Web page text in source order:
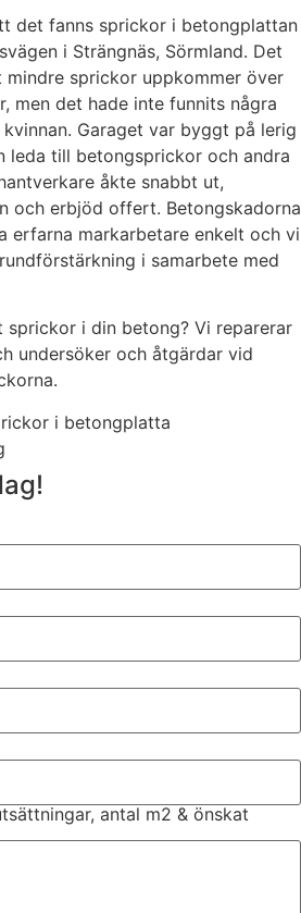
det fanns sprickor i betongplattan
i Strängnäs, Sörmland. Det
sprickor uppkommer över
men det hade inte funnits några
Garaget var byggt på lerig
leda till betongsprickor och andra
åkte snabbt ut,
och erbjöd offert. Betongskadorna
erfarna markarbetare enkelt och vi
i samarbete med
sprickor i din betong? Vi reparerar
undersöker och åtgärdar vid
antal m2 & önskat